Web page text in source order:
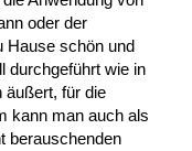
oder der
Hause schön und
durchgeführt wie in
äußert, für die
kann man auch als
berauschenden